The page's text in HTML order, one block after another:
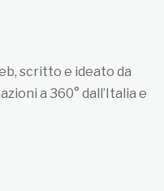
scritto e ideato da
a 360° dall’Italia e